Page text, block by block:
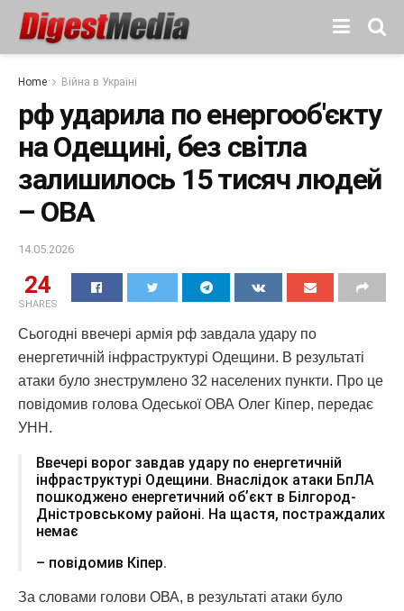
Home Війна в Україні
рф ударила по енергооб'єкту
на Одещині, без світла
залишилось 15 тисяч людей
– ОВА
14.05.2026
24
SHARES
Сьогодні ввечері армія рф завдала удару по
енергетичній інфраструктурі Одещини. В результаті
атаки було знеструмлено 32 населених пункти. Про це
повідомив голова Одеської ОВА Олег Кіпер, передає
УНН.
Ввечері ворог завдав удару по енергетичній
інфраструктурі Одещини. Внаслідок атаки БпЛА
пошкоджено енергетичний обʼєкт в Білгород-
Дністровському районі. На щастя, постраждалих
немає
– повідомив Кіпер.
За словами голови ОВА, в результаті атаки було